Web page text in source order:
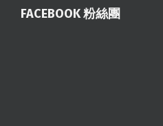
FACEBOOK 粉絲團